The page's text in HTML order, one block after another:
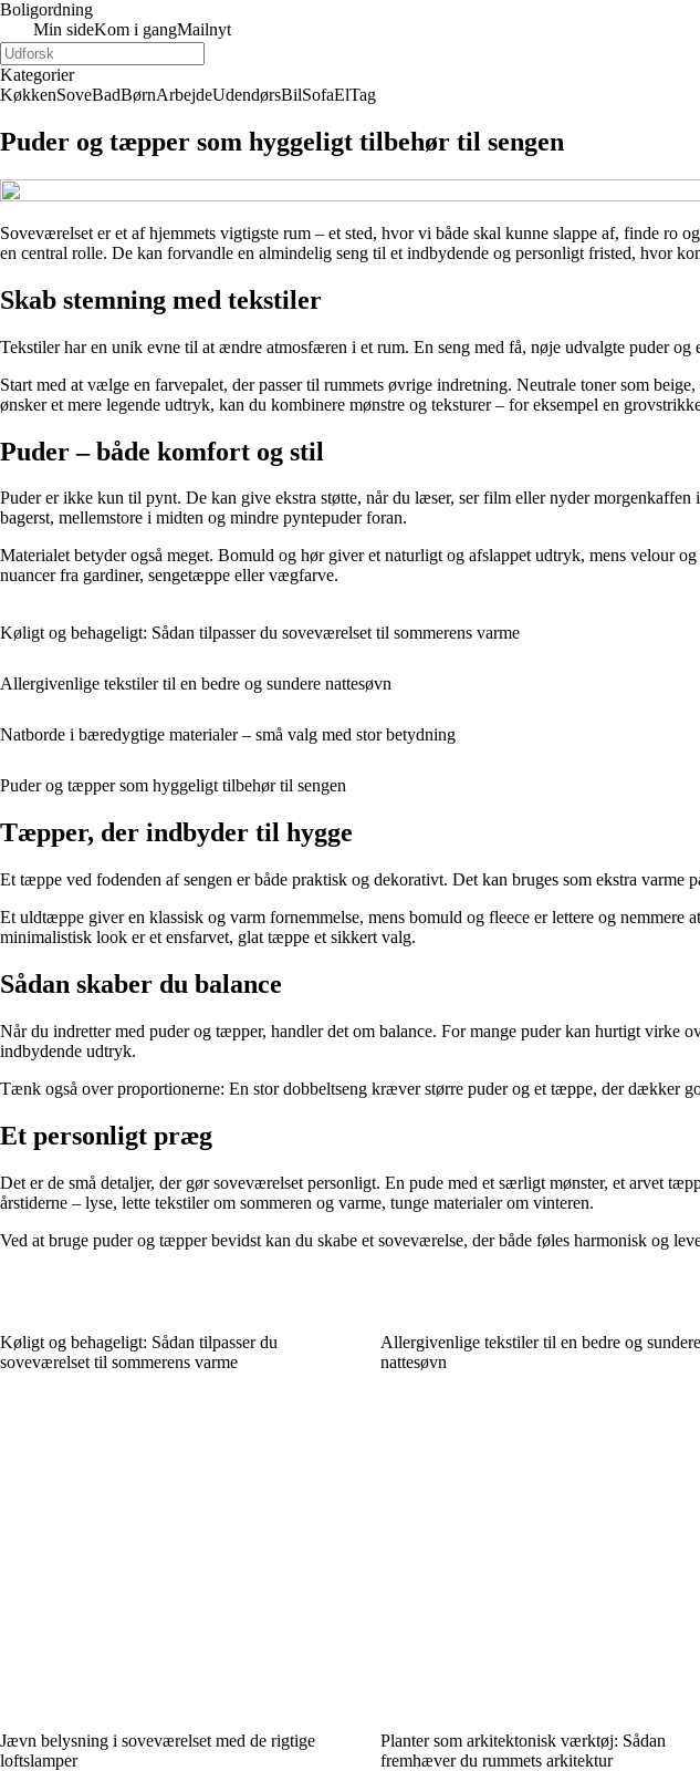
Boligordning
Min sideKom i gangMailnyt
Kategorier
KøkkenSoveBadBørnArbejdeUdendørsBilSofaElTag
Puder og tæpper som hyggeligt tilbehør til sengen
Soveværelset er et af hjemmets vigtigste rum – et sted, hvor vi både skal kunne slappe af, finde
en central rolle. De kan forvandle en almindelig seng til et indbydende og personligt fristed, hvor
Skab stemning med tekstiler
Tekstiler har en unik evne til at ændre atmosfæren i et rum. En seng med få, nøje udvalgte puder
Start med at vælge en farvepalet, der passer til rummets øvrige indretning. Neutrale toner som
ønsker et mere legende udtryk, kan du kombinere mønstre og teksturer – for eksempel en
Puder – både komfort og stil
Puder er ikke kun til pynt. De kan give ekstra støtte, når du læser, ser film eller nyder
bagerst, mellemstore i midten og mindre pyntepuder foran.
Materialet betyder også meget. Bomuld og hør giver et naturligt og afslappet udtryk, mens velour
nuancer fra gardiner, sengetæppe eller vægfarve.
Køligt og behageligt: Sådan tilpasser du soveværelset til sommerens varme
Allergivenlige tekstiler til en bedre og sundere nattesøvn
Natborde i bæredygtige materialer – små valg med stor betydning
Puder og tæpper som hyggeligt tilbehør til sengen
Tæpper, der indbyder til hygge
Et tæppe ved fodenden af sengen er både praktisk og dekorativt. Det kan bruges som ekstra
Et uldtæppe giver en klassisk og varm fornemmelse, mens bomuld og fleece er lettere og
minimalistisk look er et ensfarvet, glat tæppe et sikkert valg.
Sådan skaber du balance
Når du indretter med puder og tæpper, handler det om balance. For mange puder kan hurtigt
indbydende udtryk.
Tænk også over proportionerne: En stor dobbeltseng kræver større puder og et tæppe, der dækker
Et personligt præg
Det er de små detaljer, der gør soveværelset personligt. En pude med et særligt mønster, et arvet
årstiderne – lyse, lette tekstiler om sommeren og varme, tunge materialer om vinteren.
Ved at bruge puder og tæpper bevidst kan du skabe et soveværelse, der både føles harmonisk og
Køligt og behageligt: Sådan tilpasser du
soveværelset til sommerens varme
Allergivenlige tekstiler til en bedre og sundere
nattesøvn
Jævn belysning i soveværelset med de rigtige
loftslamper
Planter som arkitektonisk værktøj: Sådan
fremhæver du rummets arkitektur